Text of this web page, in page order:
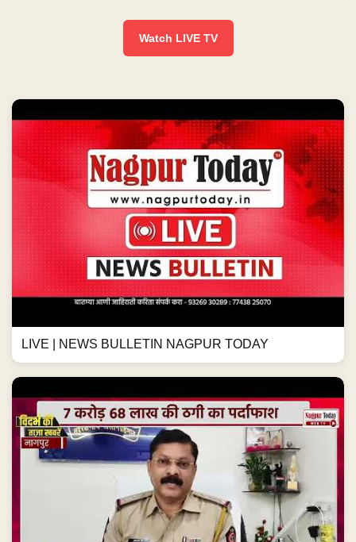
Watch LIVE TV
LIVE | NEWS BULLETIN NAGPUR TODAY